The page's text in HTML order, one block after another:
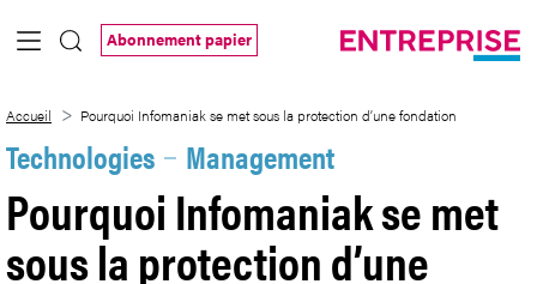
Saut au contenu principal
Abonnement papier
Accueil Pourquoi Infomaniak se met sous la protection d’une fondation
Technologies Management
Pourquoi Infomaniak se met
sous la protection d’une